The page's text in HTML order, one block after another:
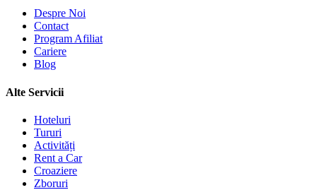
Despre Noi
Contact
Program Afiliat
Cariere
Blog
Alte Servicii
Hoteluri
Tururi
Activități
Rent a Car
Croaziere
Zboruri